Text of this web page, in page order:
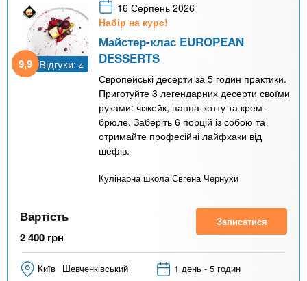
9,9 Відгуки: 4
16 Серпень 2026
Набір на курс!
Майстер-клас EUROPEAN
DESSERTS
Європейські десерти за 5 годин практики.
Приготуйте 3 легендарних десерти своїми
руками: чізкейк, панна-котту та крем-
брюле. Заберіть 6 порцій із собою та
отримайте професійні лайфхаки від
шефів.
Кулінарна школа Євгена Чернухи
Вартість
2 400 грн
Записатися
Київ Шевченківський 1 день - 5 годин